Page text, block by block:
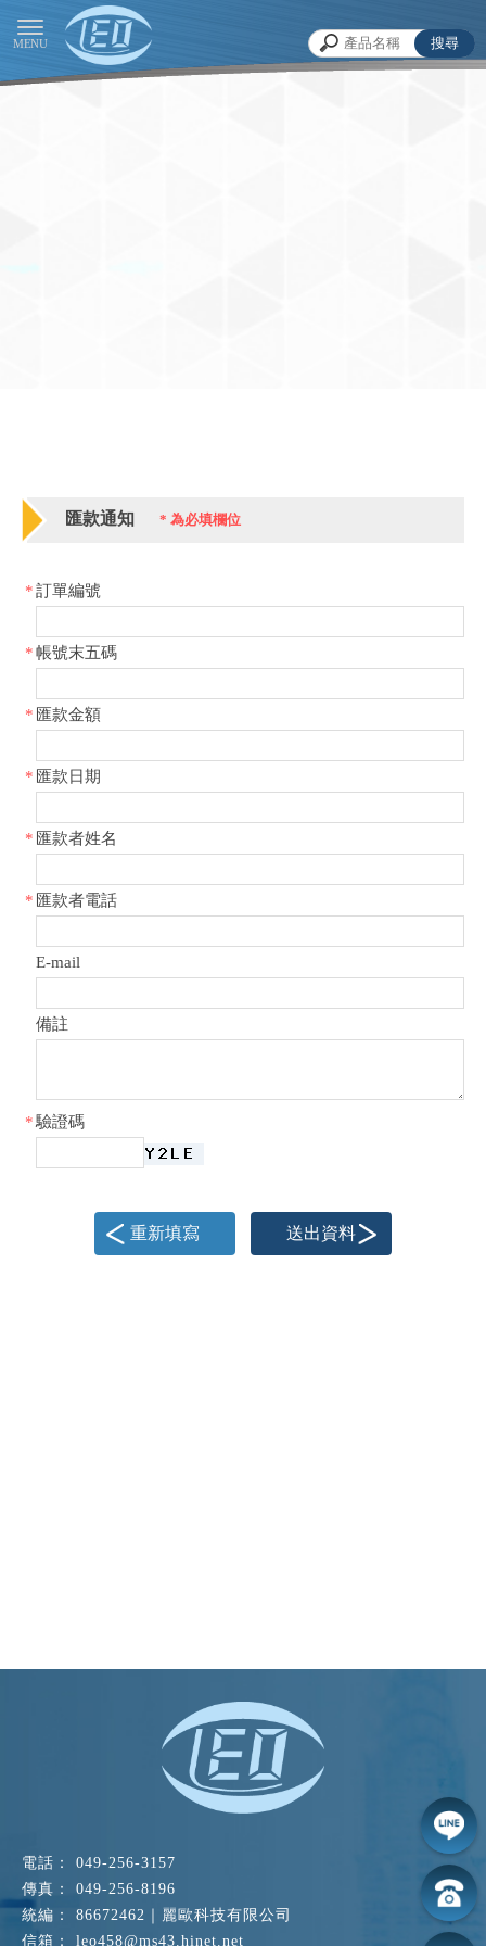
匯款通知 * 為必填欄位
*訂單編號
*帳號末五碼
* 匯款金額
* 匯款日期
* 匯款者姓名
* 匯款者電話
E-mail
備註
*驗證碼
049-256-3157
049-256-8196
86672462｜麗歐科技有限公司
leo458@ms43.hinet.net